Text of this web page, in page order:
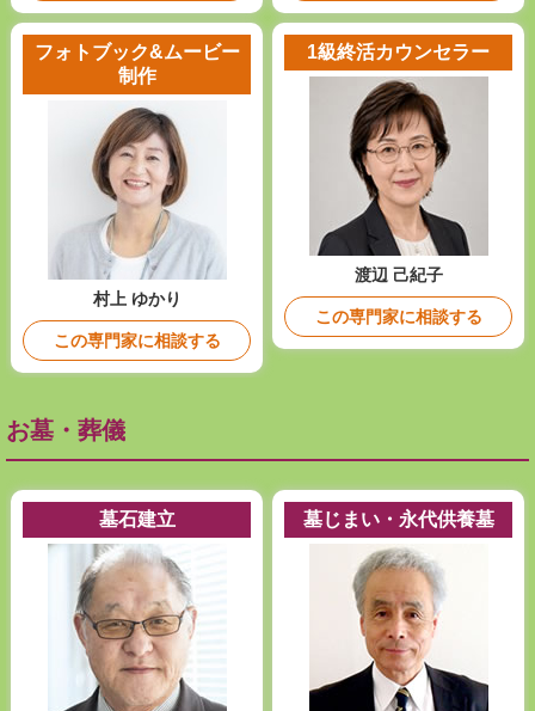
フォトブック&ムービー
制作
村上 ゆかり
この専門家に相談する
1級終活カウンセラー
渡辺 己紀子
この専門家に相談する
お墓・葬儀
墓石建立 墓じまい・永代供養墓